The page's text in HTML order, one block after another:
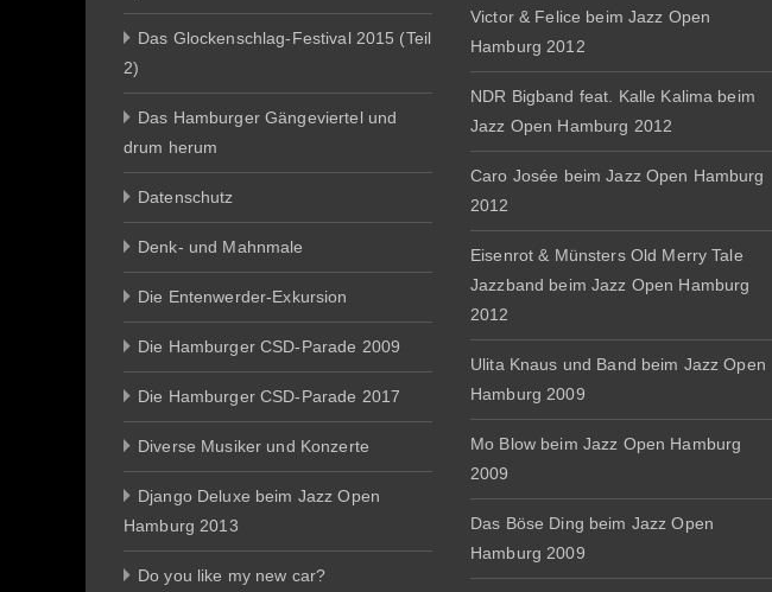
Das Glockenschlag-Festival 2015 (Teil
2)
Das Hamburger Gängeviertel und
drum herum
Datenschutz
Denk- und Mahnmale
Die Entenwerder-Exkursion
Die Hamburger CSD-Parade 2009
Die Hamburger CSD-Parade 2017
Diverse Musiker und Konzerte
Django Deluxe beim Jazz Open
Hamburg 2013
Do you like my new car?
Victor & Felice beim Jazz Open
Hamburg 2012
NDR Bigband feat. Kalle Kalima beim
Jazz Open Hamburg 2012
Caro Josée beim Jazz Open Hamburg
2012
Eisenrot & Münsters Old Merry Tale
Jazzband beim Jazz Open Hamburg
2012
Ulita Knaus und Band beim Jazz Open
Hamburg 2009
Mo Blow beim Jazz Open Hamburg
2009
Das Böse Ding beim Jazz Open
Hamburg 2009